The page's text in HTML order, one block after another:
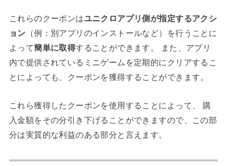
これらのクーポンはユニクロアプリ側が指定するアクシ
ョン （例：別アプリのインストールなど）を行うことに
よって簡単に取得することができます。 また、アプリ
内で提供されているミニゲームを定期的にクリアするこ
とによっても、クーポンを獲得することができます。
これら獲得したクーポンを使用することによって、 購
入金額をその分引き下げることができますので、この部
分は実質的な利益のある部分と言えます。